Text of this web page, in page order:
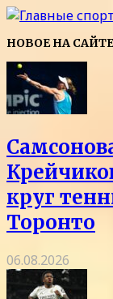
НОВОЕ НА САЙТЕ
круг
Торонто
06.08.2026